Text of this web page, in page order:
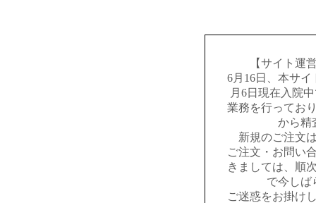
【サイト運
6月16日、本サ
月6日現在入院
業務を行ってお
から精
新規のご注文
ご注文・お問い
きましては、順
で今しば
ご迷惑をお掛け